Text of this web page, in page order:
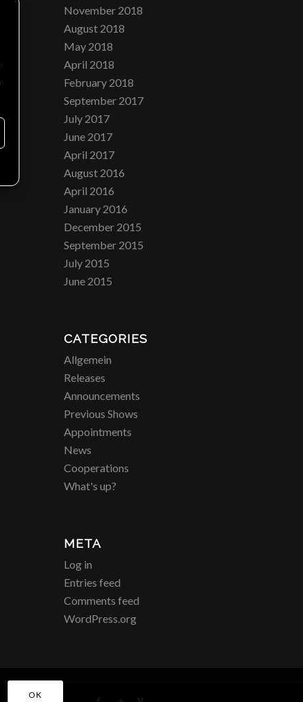
November 2018
August 2018
May 2018
April 2018
February 2018
September 2017
July 2017
June 2017
April 2017
August 2016
April 2016
January 2016
December 2015
September 2015
July 2015
June 2015
CATEGORIES
Allgemein
Releases
Announcements
Previous Shows
Appointments
News
Cooperations
What's up?
META
Log in
Entries feed
Comments feed
WordPress.org
OK